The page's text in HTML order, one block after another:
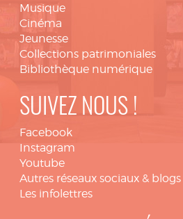
Musique
Cinéma
Jeunesse
Collections patrimoniales
Bibliothèque numérique
SUIVEZ NOUS !
Facebook
Instagram
Youtube
Autres réseaux sociaux & blogs
Les infolettres